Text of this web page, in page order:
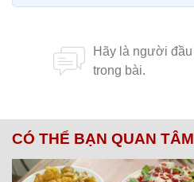
CÓ THỂ BẠN QUAN TÂM